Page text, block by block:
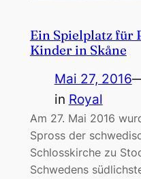
Ein Spielplatz für
Kinder in Skåne
Mai 27, 2016
in Royal
Am 27. Mai 2016
Spross der
Schlosskirche zu
Schwedens